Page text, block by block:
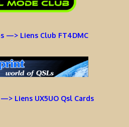
—> Liens Club FT4DMC
Liens UX5UO Qsl Cards